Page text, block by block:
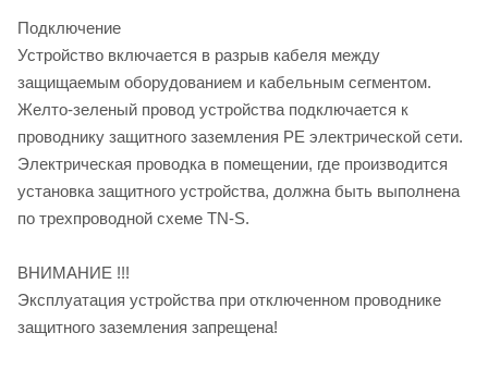
Подключение
Устройство включается в разрыв кабеля между
защищаемым оборудованием и кабельным сегментом.
Желто-зеленый провод устройства подключается к
проводнику защитного заземления РЕ электрической сети.
Электрическая проводка в помещении, где производится
установка защитного устройства, должна быть выполнена
по трехпроводной схеме TN-S.
ВНИМАНИЕ !!!
Эксплуатация устройства при отключенном проводнике
защитного заземления запрещена!